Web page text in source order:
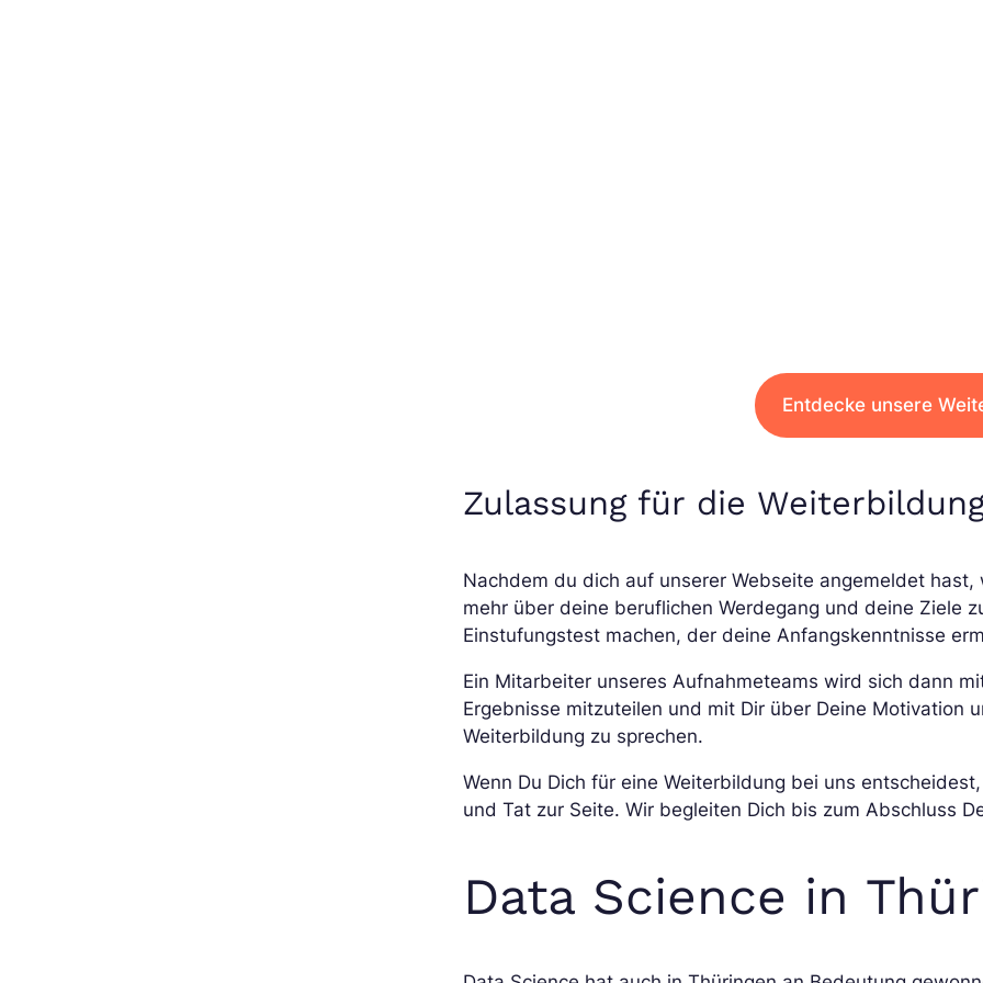
Entdecke unsere
Zulassung für die
Nachdem du dich auf unserer Webseite angemeldet hast,
mehr über deine beruflichen Werdegang und deine Ziele
Einstufungstest machen, der deine Anfangskenntnisse
Ein Mitarbeiter unseres Aufnahmeteams wird sich dann
Ergebnisse mitzuteilen und mit Dir über Deine Motivation
Weiterbildung zu sprechen.
Wenn Du Dich für eine Weiterbildung bei uns
und Tat zur Seite. Wir begleiten Dich bis zum Abschluss
Data Science in